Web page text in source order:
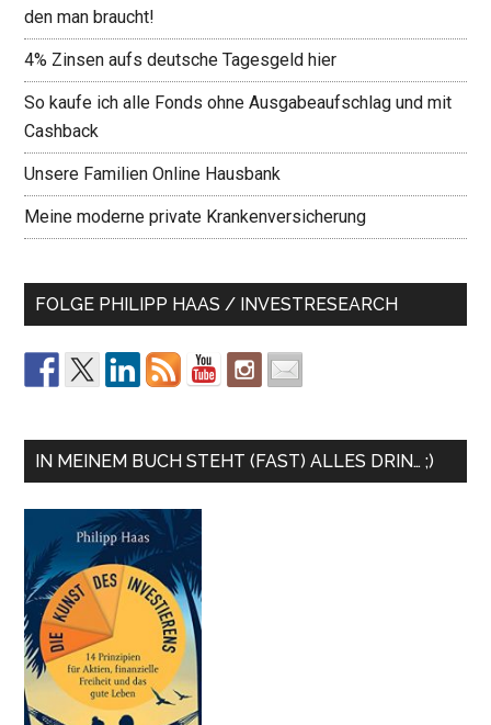
den man braucht!
4% Zinsen aufs deutsche Tagesgeld hier
So kaufe ich alle Fonds ohne Ausgabeaufschlag und mit
Cashback
Unsere Familien Online Hausbank
Meine moderne private Krankenversicherung
FOLGE PHILIPP HAAS / INVESTRESEARCH
IN MEINEM BUCH STEHT (FAST) ALLES DRIN… ;)